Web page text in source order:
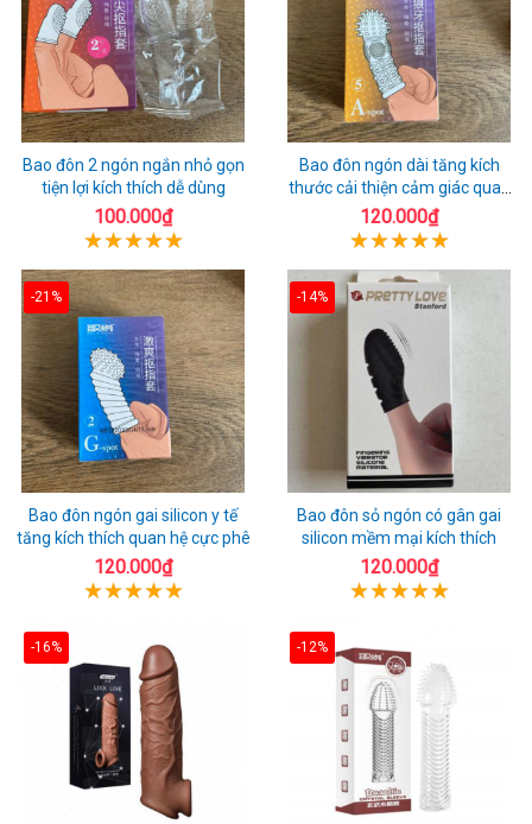
Bao đôn 2 ngón ngắn nhỏ gọn
tiện lợi kích thích dễ dùng
100.000₫
Bao đôn ngón dài tăng kích
thước cải thiện cảm giác quan
hệ
120.000₫
-21%
Bao đôn ngón gai silicon y tế
tăng kích thích quan hệ cực phê
120.000₫
-14%
Bao đôn sỏ ngón có gân gai
silicon mềm mại kích thích
120.000₫
-16% -12%